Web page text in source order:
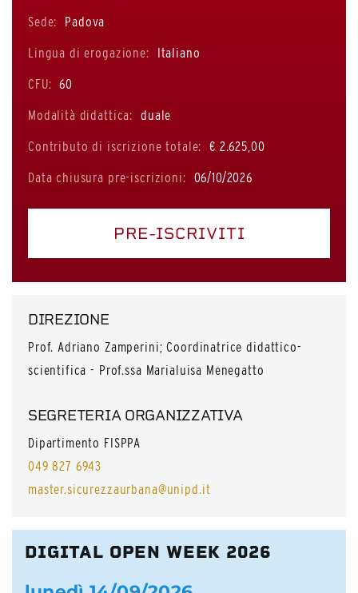
Sede: Padova
Lingua di erogazione: Italiano
CFU: 60
Modalità didattica: duale
Contributo di iscrizione totale: € 2.625,00
Data chiusura pre-iscrizioni: 06/10/2026
PRE-ISCRIVITI
DIREZIONE
Prof. Adriano Zamperini; Coordinatrice didattico-
scientifica - Prof.ssa Marialuisa Menegatto
SEGRETERIA ORGANIZZATIVA
Dipartimento FISPPA
049 827 6943
master.sicurezzaurbana@unipd.it
DIGITAL OPEN WEEK 2026